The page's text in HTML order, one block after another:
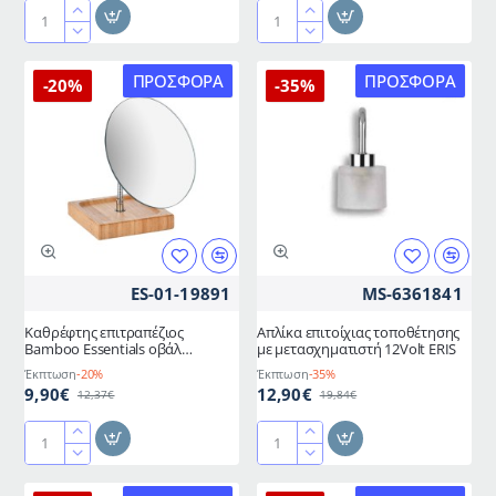
Καθρέφτης
Bamboo
Essentials
περιστρεφόμενος
Καθρέφτης
HOME
USE
ΠΡΟΣΦΟΡΆ
-20%
ES-01-19891
Καθρέφτης επιτραπέζιος
Bamboo Essentials οβάλ
διαστάσεων 18x17x14cm
Έκπτωση-20%
9,90€ 12,37€
Καθρέφτης
ΠΡΟΣΦΟΡΆ
-35%
MS-6361841
Απλίκα επιτοίχιας τοποθέτησης
με μετασχηματιστή 12Volt ERIS
Έκπτωση-35%
12,90€ 19,84€
Απλίκα